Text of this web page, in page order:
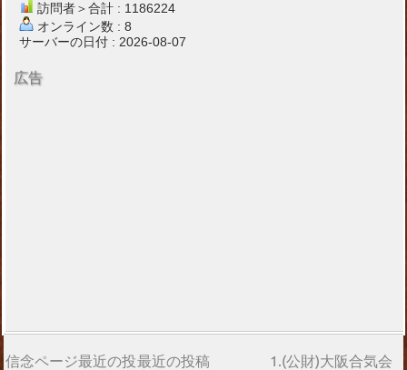
訪問者＞合計 : 1186224
オンライン数 : 8
サーバーの日付 : 2026-08-07
広告
信念ページ最近の投最近の投稿
1.(公財)大阪合気会